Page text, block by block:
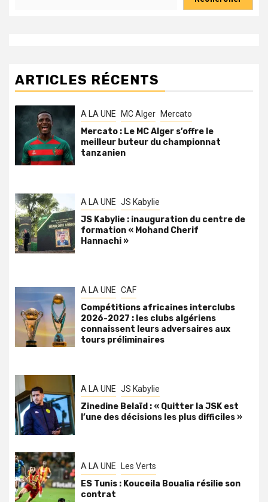
ARTICLES RÉCENTS
A LA UNE MC Alger Mercato
Mercato : Le MC Alger s’offre le
meilleur buteur du championnat
tanzanien
A LA UNE JS Kabylie
JS Kabylie : inauguration du centre de
formation « Mohand Cherif
Hannachi »
A LA UNE CAF
Compétitions africaines interclubs
2026-2027 : les clubs algériens
connaissent leurs adversaires aux
tours préliminaires
A LA UNE JS Kabylie
Zinedine Belaïd : « Quitter la JSK est
l’une des décisions les plus difficiles »
A LA UNE Les Verts
ES Tunis : Kouceila Boualia résilie son
contrat